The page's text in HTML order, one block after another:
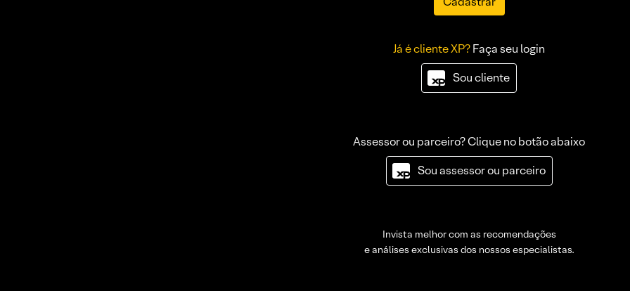
Já é cliente XP?Faça seu login
Sou cliente
Assessor ou parceiro? Clique no botão abaixo
Sou assessor ou parceiro
Invista melhor com as recomendações
e análises exclusivas dos nossos especialistas.